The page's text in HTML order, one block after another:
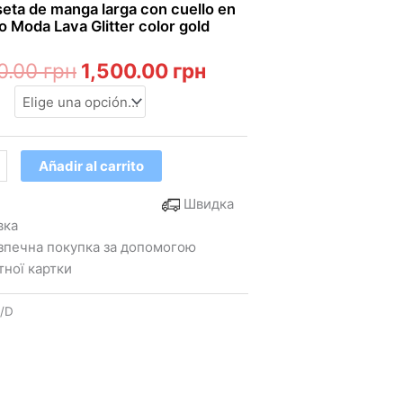
de manga larga con cuello en
Moda Lava Glitter color gold
грн
precio
original
1,750.00 грн.
1,500.00 грн
precio
actual
Añadir al carrito
Швидка
покупка за допомогою
картки
D